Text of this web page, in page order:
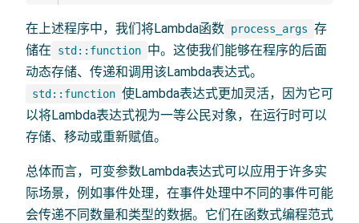
在上述程序中，我们将Lambda函数 process_args 存
储在
std::function 中。这使我们能够在程序的后面
动态存储、传递和调用该Lambda表达式。
std::function 使Lambda表达式更加灵活，因为它可
以将Lambda表达式视为一等公民对象，在运行时可以
存储、移动或重新赋值。
总体而言，可变参数Lambda表达式可以应用于许多实
际场景，例如事件处理，在事件处理中不同的事件可能
会传递不同数量和类型的数据。它们在函数式编程范式